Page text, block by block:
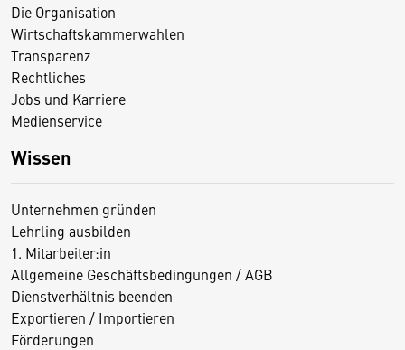
Die Organisation
Wirtschaftskammerwahlen
Transparenz
Rechtliches
Jobs und Karriere
Medienservice
Wissen
Unternehmen gründen
Lehrling ausbilden
1. Mitarbeiter:in
Allgemeine Geschäftsbedingungen / AGB
Dienstverhältnis beenden
Exportieren / Importieren
Förderungen